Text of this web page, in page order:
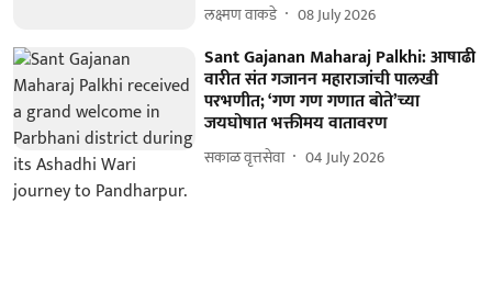
लक्ष्मण वाकडे 08 July 2026
Sant Gajanan Maharaj Palkhi: आषाढी
वारीत संत गजानन महाराजांची पालखी
परभणीत; ‘गण गण गणात बोते’च्या
जयघोषात भक्तीमय वातावरण
सकाळ वृत्तसेवा 04 July 2026